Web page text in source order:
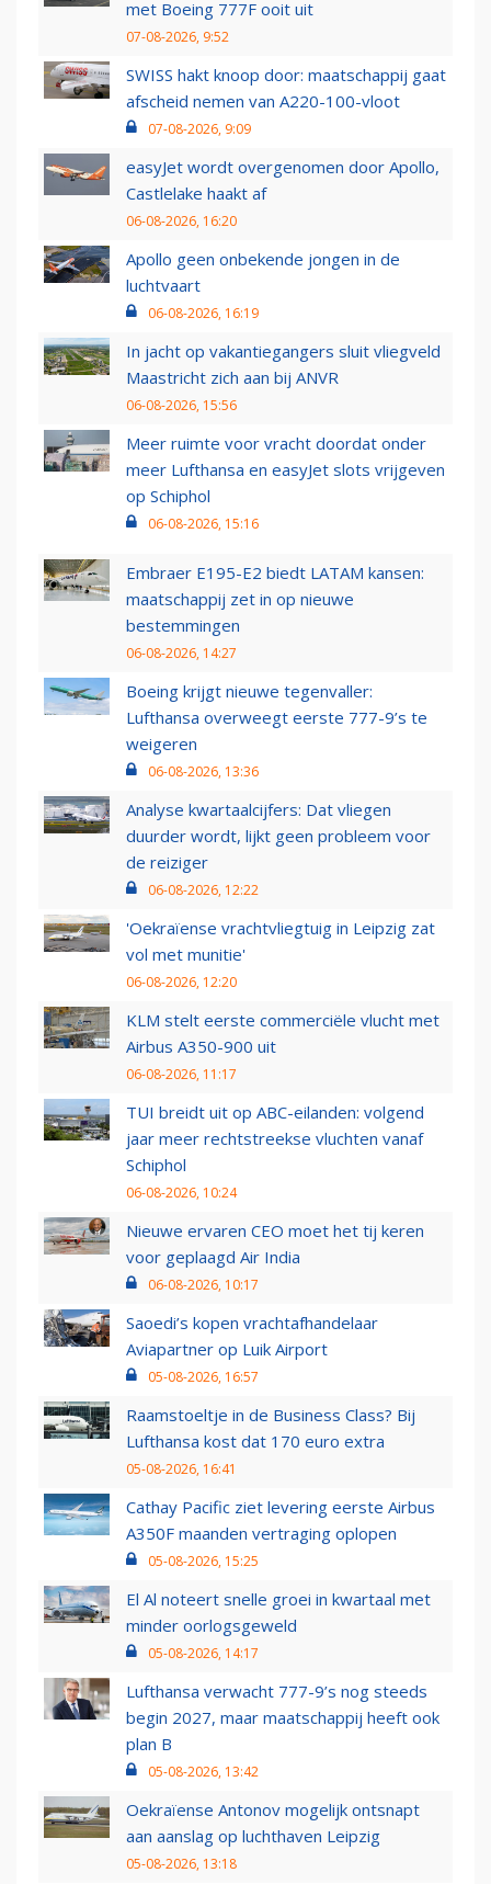
met Boeing 777F ooit uit
07-08-2026, 9:52
SWISS hakt knoop door: maatschappij gaat
afscheid nemen van A220-100-vloot
07-08-2026, 9:09
easyJet wordt overgenomen door Apollo,
Castlelake haakt af
06-08-2026, 16:20
Apollo geen onbekende jongen in de
luchtvaart
06-08-2026, 16:19
In jacht op vakantiegangers sluit vliegveld
Maastricht zich aan bij ANVR
06-08-2026, 15:56
Meer ruimte voor vracht doordat onder
meer Lufthansa en easyJet slots vrijgeven
op Schiphol
06-08-2026, 15:16
Embraer E195-E2 biedt LATAM kansen:
maatschappij zet in op nieuwe
bestemmingen
06-08-2026, 14:27
Boeing krijgt nieuwe tegenvaller:
Lufthansa overweegt eerste 777-9’s te
weigeren
06-08-2026, 13:36
Analyse kwartaalcijfers: Dat vliegen
duurder wordt, lijkt geen probleem voor
de reiziger
06-08-2026, 12:22
'Oekraïense vrachtvliegtuig in Leipzig zat
vol met munitie'
06-08-2026, 12:20
KLM stelt eerste commerciële vlucht met
Airbus A350-900 uit
06-08-2026, 11:17
TUI breidt uit op ABC-eilanden: volgend
jaar meer rechtstreekse vluchten vanaf
Schiphol
06-08-2026, 10:24
Nieuwe ervaren CEO moet het tij keren
voor geplaagd Air India
06-08-2026, 10:17
Saoedi’s kopen vrachtafhandelaar
Aviapartner op Luik Airport
05-08-2026, 16:57
Raamstoeltje in de Business Class? Bij
Lufthansa kost dat 170 euro extra
05-08-2026, 16:41
Cathay Pacific ziet levering eerste Airbus
A350F maanden vertraging oplopen
05-08-2026, 15:25
El Al noteert snelle groei in kwartaal met
minder oorlogsgeweld
05-08-2026, 14:17
Lufthansa verwacht 777-9’s nog steeds
begin 2027, maar maatschappij heeft ook
plan B
05-08-2026, 13:42
Oekraïense Antonov mogelijk ontsnapt
aan aanslag op luchthaven Leipzig
05-08-2026, 13:18